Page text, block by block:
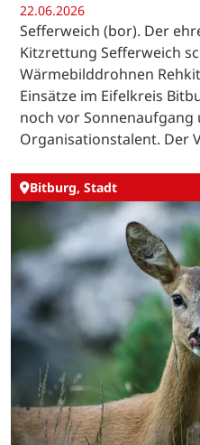
22.06.2026
Sefferweich (bor). Der
Kitzrettung Sefferweich
Wärmebilddrohnen
Einsätze im Eifelkreis
noch vor
Organisationstalent. Der
Bitburg, Stadt